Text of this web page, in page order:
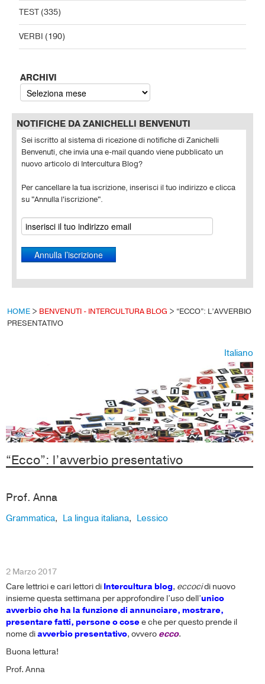
TEST (335)
VERBI (190)
ARCHIVI
NOTIFICHE DA ZANICHELLI BENVENUTI
Sei iscritto al sistema di ricezione di notifiche di Zanichelli
Benvenuti, che invia una e-mail quando viene pubblicato un
nuovo articolo di Intercultura Blog?
Per cancellare la tua iscrizione, inserisci il tuo indirizzo e clicca
su "Annulla l'iscrizione".
HOME > BENVENUTI - INTERCULTURA BLOG > “ECCO”: L’AVVERBIO
PRESENTATIVO
Italiano
“Ecco”: l’avverbio presentativo
Prof. Anna
Grammatica, La lingua italiana, Lessico
2 Marzo 2017
Care lettrici e cari lettori di Intercultura blog, eccocidi nuovo
insieme questa settimana per approfondire l’uso dell’unico
avverbio che ha la funzione di annunciare, mostrare,
presentare fatti, persone o cosee che per questo prende il
nome diavverbio presentativo, ovvero ecco.
Buona lettura!
Prof. Anna